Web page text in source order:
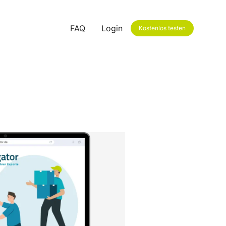
FAQ Login Kostenlos testen